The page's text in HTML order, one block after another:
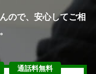
ので、安心してご相
通話料無料